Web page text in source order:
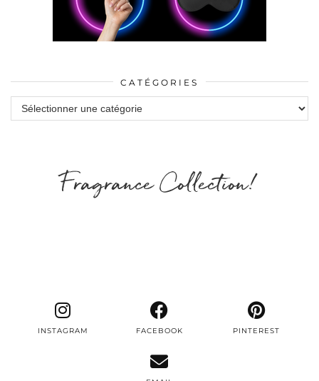
CATÉGORIES
Catégories
Fragrance Collection!
INSTAGRAM FACEBOOK PINTEREST